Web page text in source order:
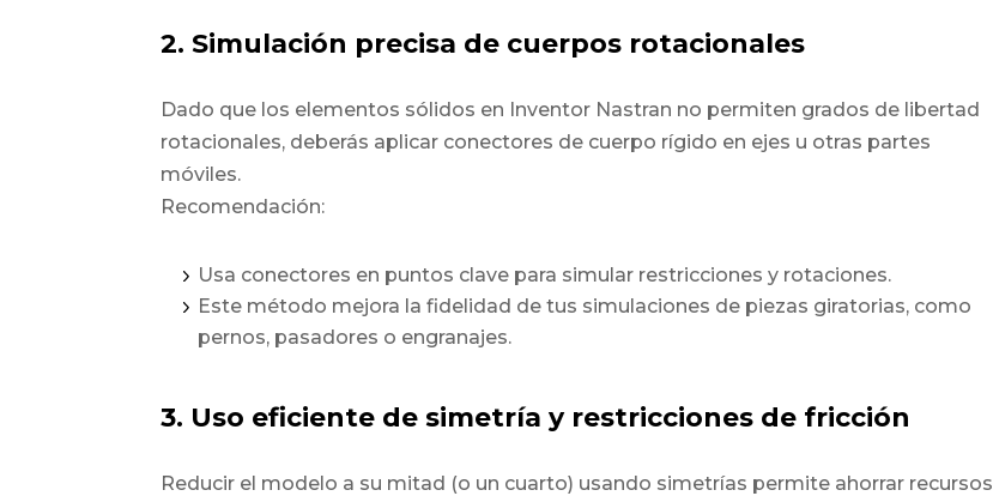
2. Simulación precisa de cuerpos rotacionales
Dado que los elementos sólidos en Inventor Nastran no permiten grados de libertad
rotacionales, deberás aplicar conectores de cuerpo rígido en ejes u otras partes
móviles.
Recomendación:
Usa conectores en puntos clave para simular restricciones y rotaciones.
Este método mejora la fidelidad de tus simulaciones de piezas giratorias, como
pernos, pasadores o engranajes.
3. Uso eficiente de simetría y restricciones de fricción
Reducir el modelo a su mitad (o un cuarto) usando simetrías permite ahorrar recursos